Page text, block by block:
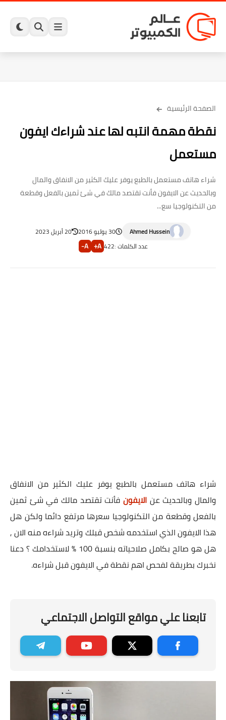
الصفحة الرئيسية
نقطة مهمة انتبه لها عند شراءك ايفون
مستعمل
شراء هاتف مستعمل بالطبع يوفر عليك الكثير من الانفاق والمال
وبالحديث عن الايفون فأنت تقتصد مالك في شئ ثمين بالفعل وقطعة
من التكنولوجيا سع...
Ahmed Hussein 30 يوليو 2016
20 أبريل 2023
عدد الكلمات :422
A+
A-
شراء هاتف مستعمل بالطبع يوفر عليك الكثير من الانفاق
والمال وبالحديث عن الايفون فأنت تقتصد مالك في شئ ثمين
بالفعل وقطعة من التكنولوجيا سعرها مرتفع دائما ولكن هل
هذا الايفون الذي استخدمه شخص قبلك وتريد شراءه منه الان ,
هل هو صالح بكامل صلاحياته بنسبة 100 % لاستخدامك ؟ دعنا
نخبرك بطريقة لفحص اهم نقطة في الايفون قبل شراءه.
تابعنا علي مواقع التواصل الاجتماعي